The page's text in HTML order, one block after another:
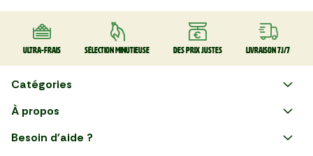
Ultra-frais Sélection minutieuse Des prix justes Livraison 7J/7
Catégories
Faire ses courses en ligne
À propos
Besoin d'aide ?